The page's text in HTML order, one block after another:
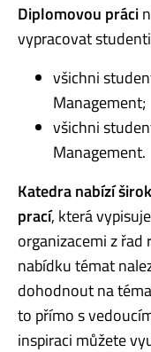
Diplomovou práci
vypracovat
všichni
Management;
všichni
Management.
Katedra nabízí
prací, která
organizacemi z
nabídku témat
dohodnout na
to přímo s
inspiraci můžete